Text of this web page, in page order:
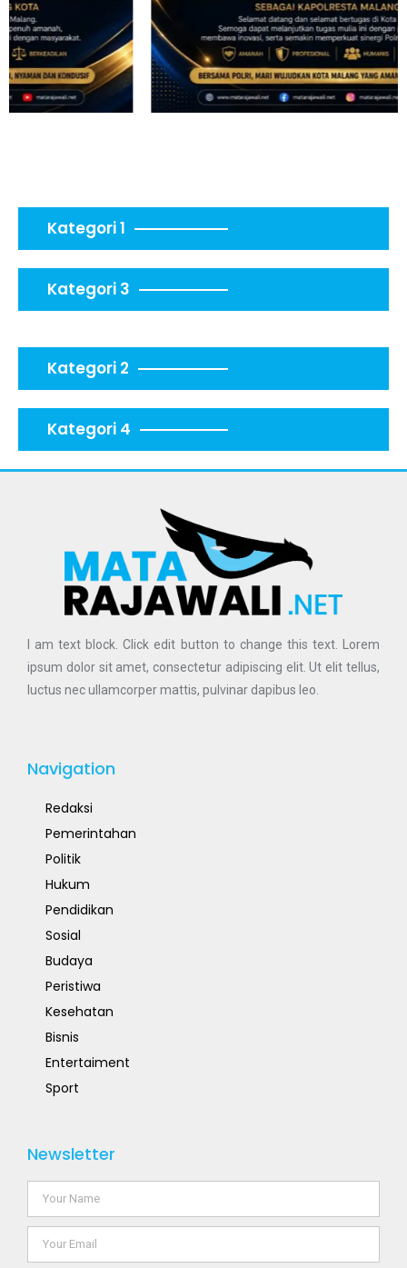
Kategori 1
Kategori 3
Kategori 2
Kategori 4
I am text block. Click edit button to change this text. Lorem
ipsum dolor sit amet, consectetur adipiscing elit. Ut elit tellus,
luctus nec ullamcorper mattis, pulvinar dapibus leo.
Navigation
Redaksi
Pemerintahan
Politik
Hukum
Pendidikan
Sosial
Budaya
Peristiwa
Kesehatan
Bisnis
Entertaiment
Sport
Newsletter